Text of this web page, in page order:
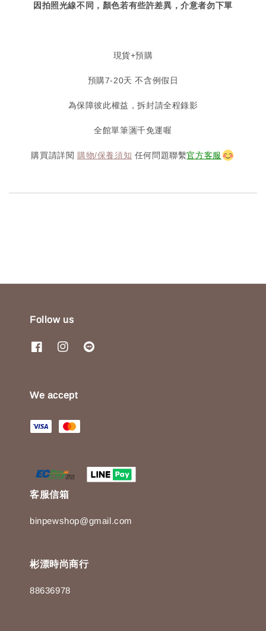
因拍照光線不同，顏色若有些許差異，介意者勿下單
現貨+預購
預購7-20天 不含例假日
為保障彼此權益，拆封請全程錄影
全館單筆🈵️千免運喔
購買請詳閱 購物/保養須知 任何問題聯繫官方客服
Follow us
We accept
客服信箱
binpewshop@gmail.com
彬漂時尚商行
88636978